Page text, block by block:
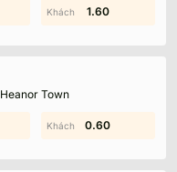
0.10
1.60
Heanor Town
1.60
0.60